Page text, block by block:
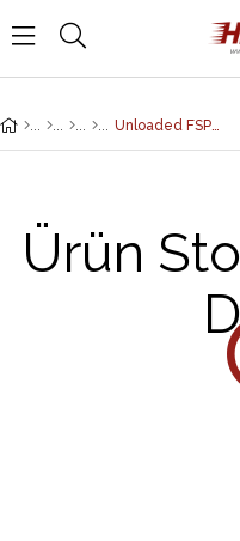
Unloaded FSP Adapter Panel